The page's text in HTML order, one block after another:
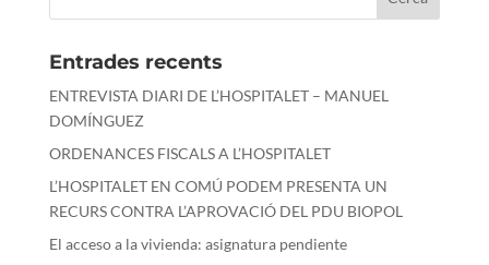
Entrades recents
ENTREVISTA DIARI DE L’HOSPITALET – MANUEL
DOMÍNGUEZ
ORDENANCES FISCALS A L’HOSPITALET
L’HOSPITALET EN COMÚ PODEM PRESENTA UN
RECURS CONTRA L’APROVACIÓ DEL PDU BIOPOL
El acceso a la vivienda: asignatura pendiente